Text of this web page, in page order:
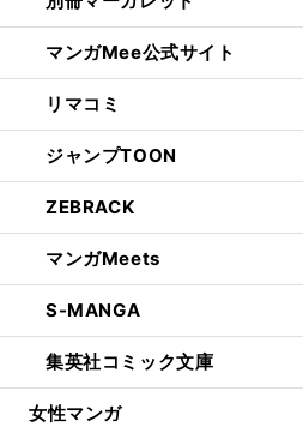
マンガMee公式サイト
リマコミ
ジャンプTOON
ZEBRACK
マンガMeets
S-MANGA
集英社コミック文庫
女性マンガ